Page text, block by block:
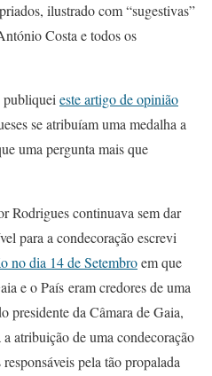
ilustrado com “sugestivas”
Costa e todos os
publiquei este artigo de opinião
se atribuíam uma medalha a
uma pergunta mais que
Rodrigues continuava sem dar
para a condecoração escrevi
no dia 14 de Setembroem que
e o País eram credores de uma
presidente da Câmara de Gaia,
atribuição de uma condecoração
pela tão propalada